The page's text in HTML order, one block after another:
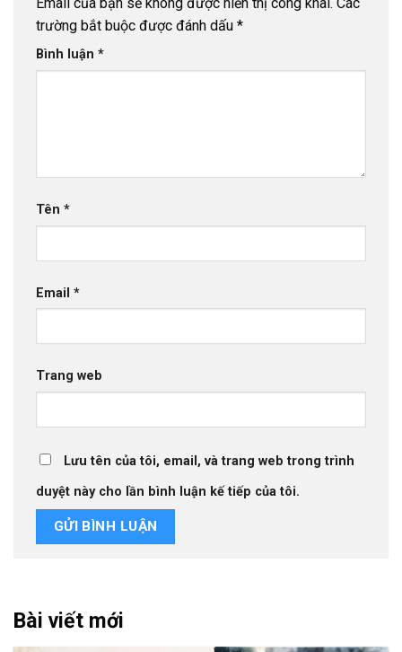
trường bắt buộc được đánh dấu *
Bình luận *
Tên *
Email *
Trang web
Lưu tên của tôi, email, và trang web trong trình
duyệt này cho lần bình luận kế tiếp của tôi.
Bài viết mới